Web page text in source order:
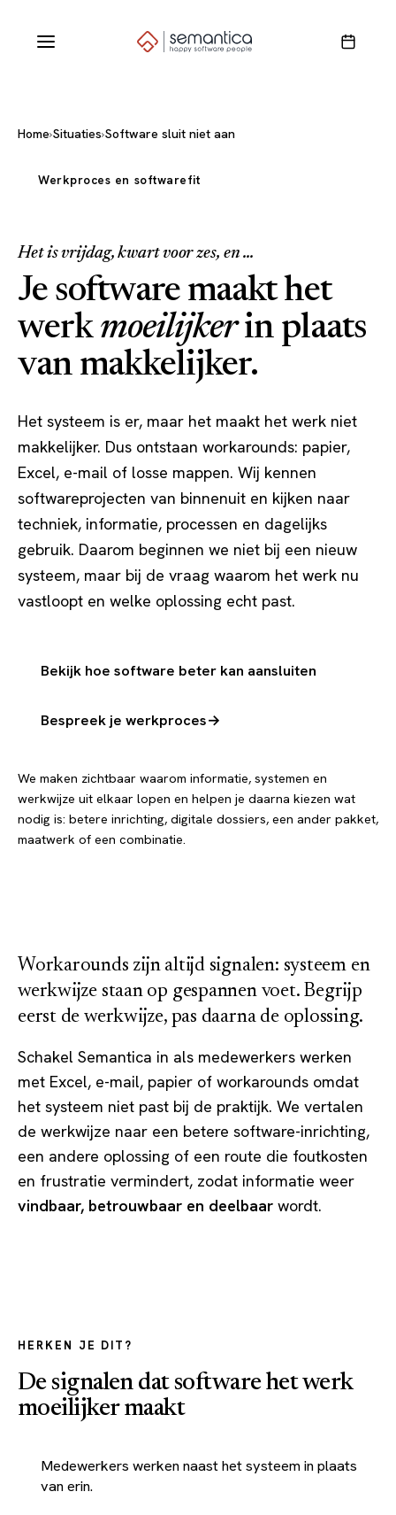
Home›Situaties›Software sluit niet aan
Werkproces en softwarefit
Het is vrijdag, kwart voor zes, en ...
Je software maakt het
werk moeilijkerin plaats
van makkelijker.
Het systeem is er, maar het maakt het werk niet
makkelijker. Dus ontstaan workarounds: papier,
Excel, e-mail of losse mappen. Wij kennen
softwareprojecten van binnenuit en kijken naar
techniek, informatie, processen en dagelijks
gebruik. Daarom beginnen we niet bij een nieuw
systeem, maar bij de vraag waarom het werk nu
vastloopt en welke oplossing echt past.
Bekijk hoe software beter kan aansluiten
Bespreek je werkproces→
We maken zichtbaar waarom informatie, systemen en
werkwijze uit elkaar lopen en helpen je daarna kiezen wat
nodig is: betere inrichting, digitale dossiers, een ander pakket,
maatwerk of een combinatie.
Workarounds zijn altijd signalen: systeem en
werkwijze staan op gespannen voet. Begrijp
eerst de werkwijze, pas daarna de oplossing.
Schakel Semantica in als medewerkers werken
met Excel, e-mail, papier of workarounds omdat
het systeem niet past bij de praktijk. We vertalen
de werkwijze naar een betere software-inrichting,
een andere oplossing of een route die foutkosten
en frustratie vermindert, zodat informatie weer
vindbaar, betrouwbaar en deelbaar wordt.
HERKEN JE DIT?
De signalen dat software het werk
moeilijker maakt
Medewerkers werken naast het systeem in plaats
van erin.